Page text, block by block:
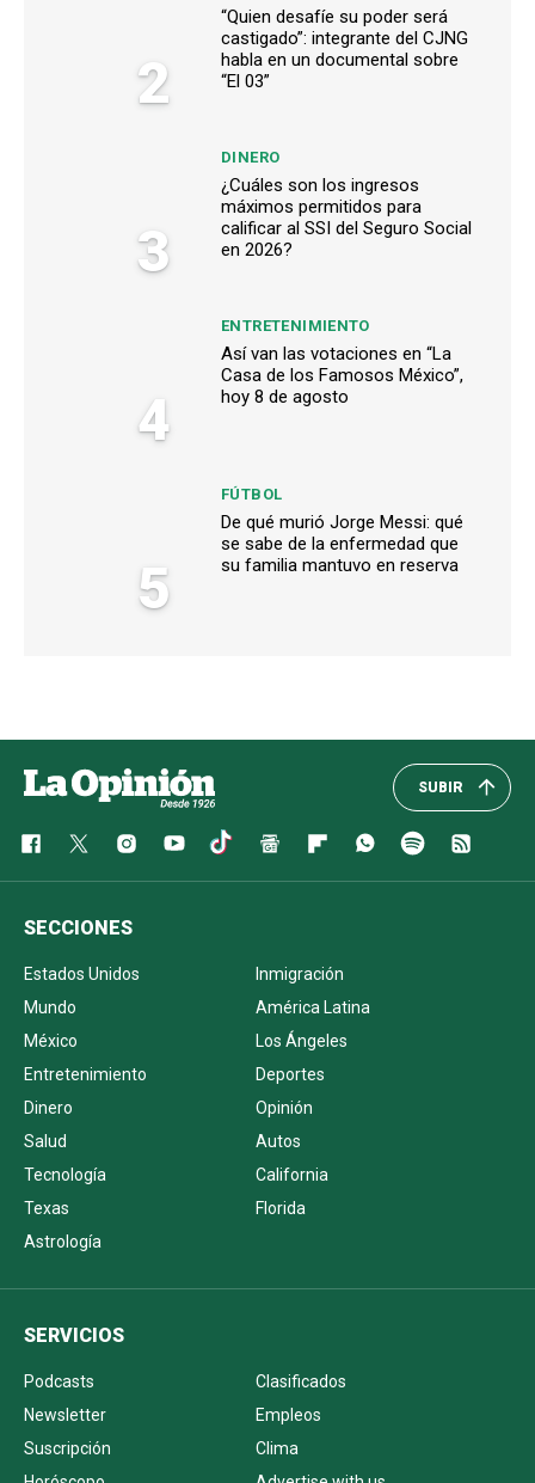
2
“Quien desafíe su poder será
castigado”: integrante del CJNG
habla en un documental sobre
“El 03”
3
DINERO
¿Cuáles son los ingresos
máximos permitidos para
calificar al SSI del Seguro Social
en 2026?
4
ENTRETENIMIENTO
Así van las votaciones en “La
Casa de los Famosos México”,
hoy 8 de agosto
5
FÚTBOL
De qué murió Jorge Messi: qué
se sabe de la enfermedad que
su familia mantuvo en reserva
SUBIR
SECCIONES
Estados Unidos
Inmigración
Mundo
América Latina
México
Los Ángeles
Entretenimiento
Deportes
Dinero
Opinión
Salud
Autos
Tecnología
California
Texas
Florida
Astrología
SERVICIOS
Podcasts
Clasificados
Newsletter
Empleos
Suscripción
Clima